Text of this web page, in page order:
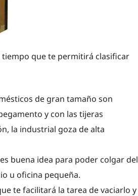
que te permitirá clasificar
de gran tamaño son
y con las tijeras
la industrial goza de alta
buena idea para poder colgar del
u oficina pequeña.
te facilitará la tarea de vaciarlo y